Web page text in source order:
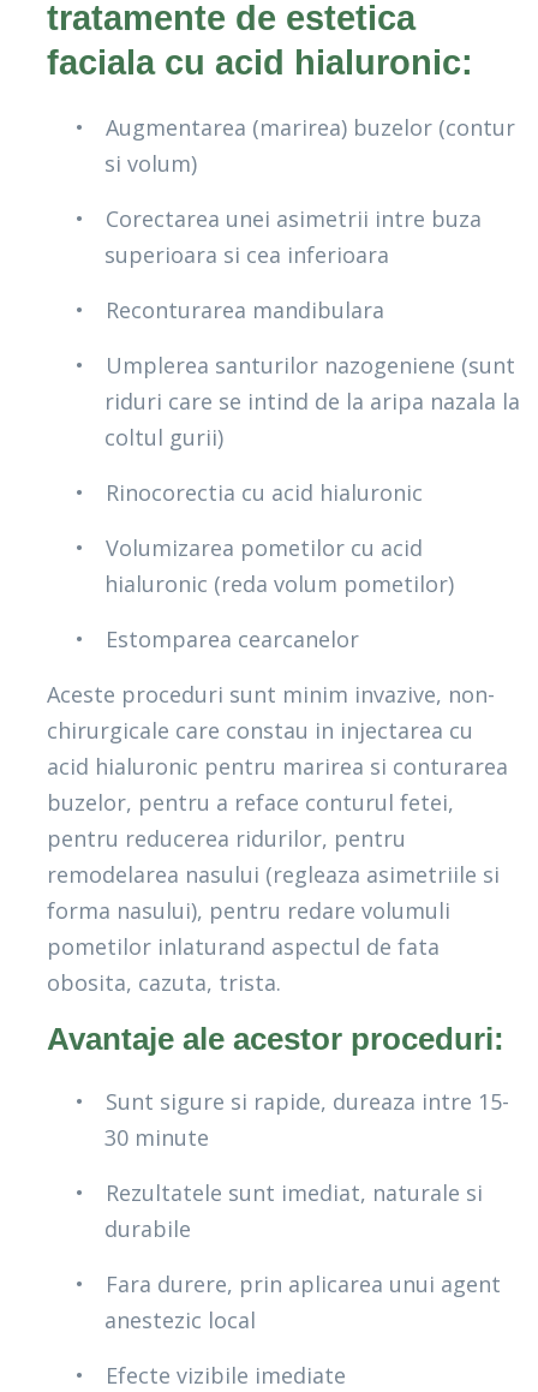
tratamente de estetica
faciala cu acid hialuronic:
•
Augmentarea (marirea) buzelor (contur
si volum)
•
Corectarea unei asimetrii intre buza
superioara si cea inferioara
•
Reconturarea mandibulara
•
Umplerea santurilor nazogeniene (sunt
riduri care se intind de la aripa nazala la
coltul gurii)
•
Rinocorectia cu acid hialuronic
•
Volumizarea pometilor cu acid
hialuronic (reda volum pometilor)
•
Estomparea cearcanelor
Aceste proceduri sunt minim invazive, non-
chirurgicale care constau in injectarea cu
acid hialuronic pentru marirea si conturarea
buzelor, pentru a reface conturul fetei,
pentru reducerea ridurilor, pentru
remodelarea nasului (regleaza asimetriile si
forma nasului), pentru redare volumuli
pometilor inlaturand aspectul de fata
obosita, cazuta, trista.
Avantaje ale acestor proceduri:
•
Sunt sigure si rapide, dureaza intre 15-
30 minute
•
Rezultatele sunt imediat, naturale si
durabile
•
Fara durere, prin aplicarea unui agent
anestezic local
•
Efecte vizibile imediate